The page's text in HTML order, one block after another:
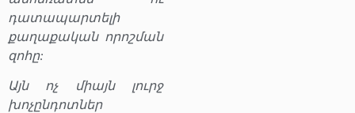
դատապարտելի
քաղաքական որոշման
զոհը:
Այն ոչ միայն լուրջ
խոչընդոտներ